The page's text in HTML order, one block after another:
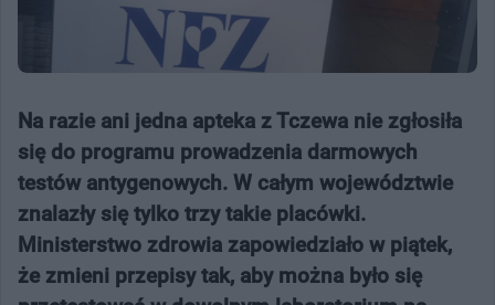
Na razie ani jedna apteka z Tczewa nie zgłosiła
się do programu prowadzenia darmowych
testów antygenowych. W całym województwie
znalazły się tylko trzy takie placówki.
Ministerstwo zdrowia zapowiedziało w piątek,
że zmieni przepisy tak, aby można było się